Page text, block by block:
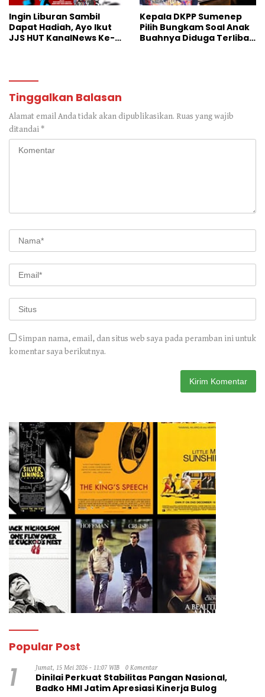
Ingin Liburan Sambil
Dapat Hadiah, Ayo Ikut
JJS HUT KanalNews Ke-3
Kepala DKPP Sumenep
Pilih Bungkam Soal Anak
Buahnya Diduga Terlibat
Tinggalkan Balasan
Alamat email Anda tidak akan dipublikasikan. Ruas yang wajib
ditandai*
Simpan nama, email, dan situs web saya pada peramban ini untuk
komentar saya berikutnya.
Popular Post
1 Jumat, 15 Mei 2026 - 11:07 WIB 0 Komentar
Dinilai Perkuat Stabilitas Pangan Nasional,
Badko HMI Jatim Apresiasi Kinerja Bulog